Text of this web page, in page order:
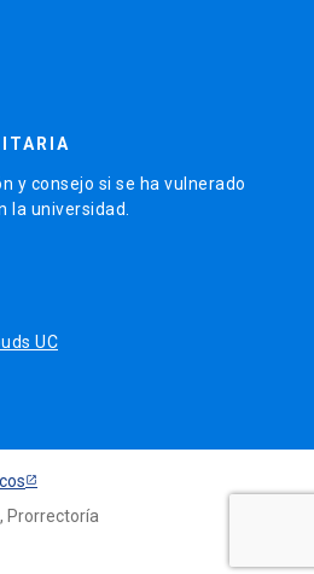
y consejo si se ha vulnerado
la universidad.
UC
, Prorrectoría